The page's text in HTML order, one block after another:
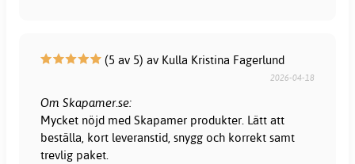
(5 av 5) av Kulla Kristina Fagerlund
2026-04-18
Om Skapamer.se:
Mycket nöjd med Skapamer produkter. Lätt att
beställa, kort leveranstid, snygg och korrekt samt
trevlig paket.